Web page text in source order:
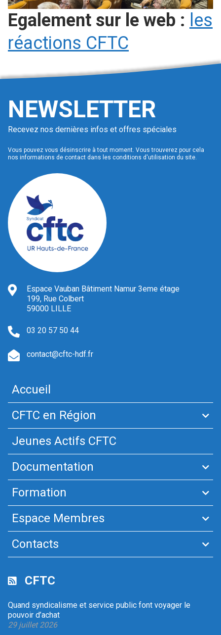
Egalement sur le web : les
réactions CFTC
NEWSLETTER
Recevez nos dernières infos et offres spéciales
Vous pouvez vous désinscrire à tout moment. Vous trouverez pour cela
nos informations de contact dans les conditions d'utilisation du site.
Espace Vauban Bâtiment Namur 3eme étage
199, Rue Colbert
59000 LILLE
03 20 57 50 44
contact@cftc-hdf.fr
Accueil
CFTC en Région
Jeunes Actifs CFTC
Documentation
Formation
Espace Membres
Contacts
CFTC
Quand syndicalisme et service public font voyager le
pouvoir d’achat
29 juillet 2026